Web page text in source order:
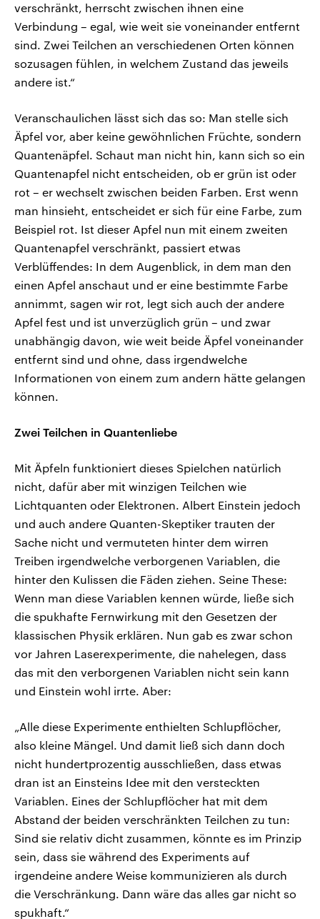
verschränkt, herrscht zwischen ihnen eine
Verbindung – egal, wie weit sie voneinander entfernt
sind. Zwei Teilchen an verschiedenen Orten können
sozusagen fühlen, in welchem Zustand das jeweils
andere ist.“
Veranschaulichen lässt sich das so: Man stelle sich
Äpfel vor, aber keine gewöhnlichen Früchte, sondern
Quantenäpfel. Schaut man nicht hin, kann sich so ein
Quantenapfel nicht entscheiden, ob er grün ist oder
rot – er wechselt zwischen beiden Farben. Erst wenn
man hinsieht, entscheidet er sich für eine Farbe, zum
Beispiel rot. Ist dieser Apfel nun mit einem zweiten
Quantenapfel verschränkt, passiert etwas
Verblüffendes: In dem Augenblick, in dem man den
einen Apfel anschaut und er eine bestimmte Farbe
annimmt, sagen wir rot, legt sich auch der andere
Apfel fest und ist unverzüglich grün – und zwar
unabhängig davon, wie weit beide Äpfel voneinander
entfernt sind und ohne, dass irgendwelche
Informationen von einem zum andern hätte gelangen
können.
Zwei Teilchen in Quantenliebe
Mit Äpfeln funktioniert dieses Spielchen natürlich
nicht, dafür aber mit winzigen Teilchen wie
Lichtquanten oder Elektronen. Albert Einstein jedoch
und auch andere Quanten-Skeptiker trauten der
Sache nicht und vermuteten hinter dem wirren
Treiben irgendwelche verborgenen Variablen, die
hinter den Kulissen die Fäden ziehen. Seine These:
Wenn man diese Variablen kennen würde, ließe sich
die spukhafte Fernwirkung mit den Gesetzen der
klassischen Physik erklären. Nun gab es zwar schon
vor Jahren Laserexperimente, die nahelegen, dass
das mit den verborgenen Variablen nicht sein kann
und Einstein wohl irrte. Aber:
„Alle diese Experimente enthielten Schlupflöcher,
also kleine Mängel. Und damit ließ sich dann doch
nicht hundertprozentig ausschließen, dass etwas
dran ist an Einsteins Idee mit den versteckten
Variablen. Eines der Schlupflöcher hat mit dem
Abstand der beiden verschränkten Teilchen zu tun:
Sind sie relativ dicht zusammen, könnte es im Prinzip
sein, dass sie während des Experiments auf
irgendeine andere Weise kommunizieren als durch
die Verschränkung. Dann wäre das alles gar nicht so
spukhaft.“